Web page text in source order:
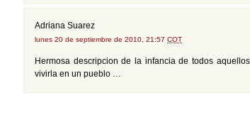
Adriana Suarez
lunes 20 de septiembre de 2010, 21:57 COT
Hermosa descripcion de la infancia de todos
vivirla en un pueblo …